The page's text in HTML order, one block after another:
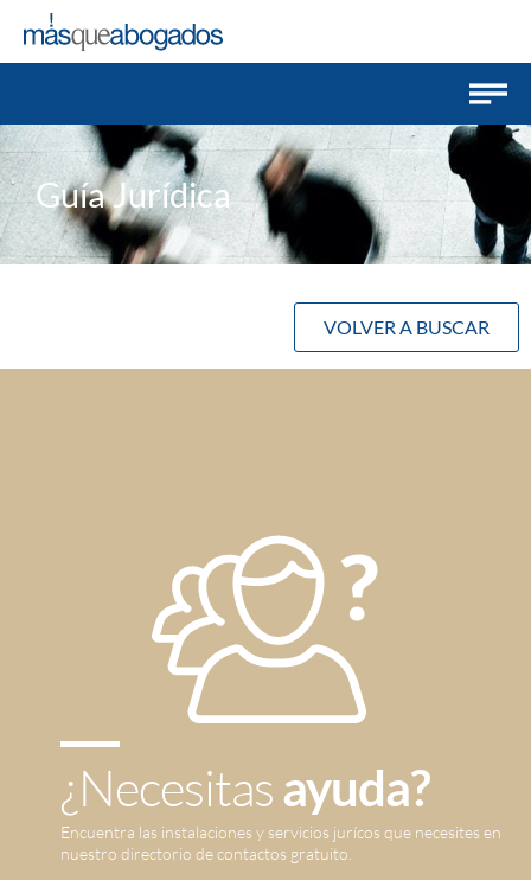
Guía Jurídica
VOLVER A BUSCAR
¿Necesitasayuda?
Encuentra las instalaciones y servicios jurícos que necesites en
nuestro directorio de contactos gratuito.